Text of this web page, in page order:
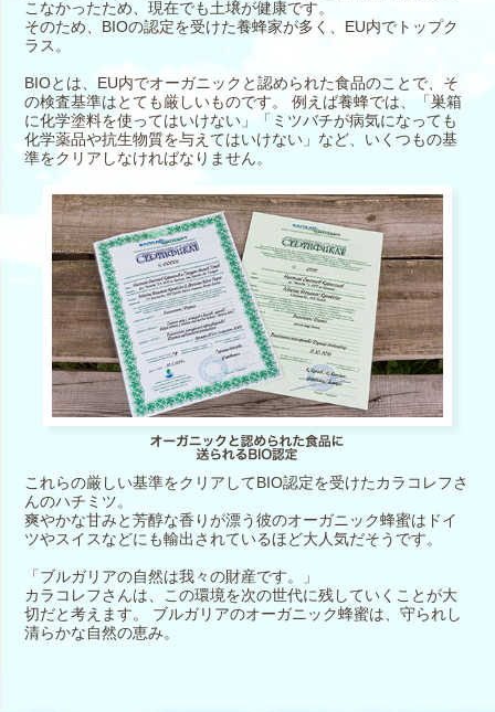
こなかったため、現在でも土壌が健康です。
そのため、BIOの認定を受けた養蜂家が多く、EU内でトップク
ラス。
BIOとは、EU内でオーガニックと認められた食品のことで、そ
の検査基準はとても厳しいものです。 例えば養蜂では、「巣箱
に化学塗料を使ってはいけない」「ミツバチが病気になっても
化学薬品や抗生物質を与えてはいけない」など、いくつもの基
準をクリアしなければなりません。
これらの厳しい基準をクリアしてBIO認定を受けたカラコレフさ
んのハチミツ。
爽やかな甘みと芳醇な香りが漂う彼のオーガニック蜂蜜はドイ
ツやスイスなどにも輸出されているほど大人気だそうです。
「ブルガリアの自然は我々の財産です。」
カラコレフさんは、この環境を次の世代に残していくことが大
切だと考えます。 ブルガリアのオーガニック蜂蜜は、守られし
清らかな自然の恵み。